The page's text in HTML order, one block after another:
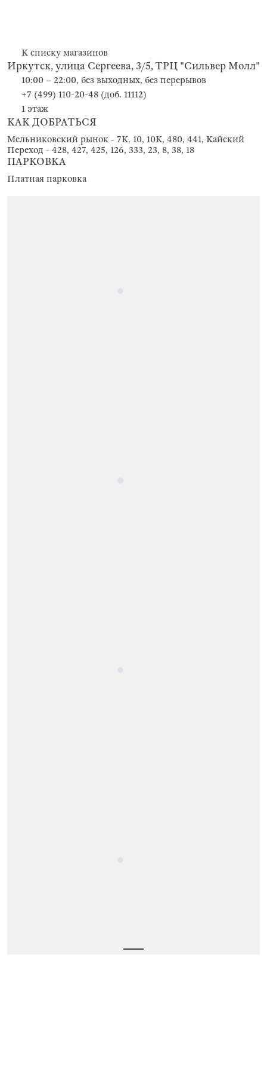
К списку магазинов
Иркутск, улица Сергеева, 3/5, ТРЦ "Сильвер Молл"
10:00 – 22:00, без выходных, без перерывов
+7 (499) 110-20-48 (доб. 11112)
1 этаж
КАК ДОБРАТЬСЯ
Мельниковский рынок - 7К, 10, 10К, 480, 441, Кайский
Переход - 428, 427, 425, 126, 333, 23, 8, 38, 18
ПАРКОВКА
Платная парковка